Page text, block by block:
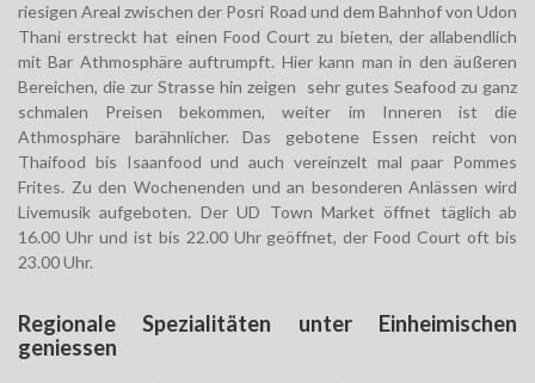
riesigen Areal zwischen der Posri Road und dem Bahnhof von Udon
Thani erstreckt hat einen Food Court zu bieten, der allabendlich
mit Bar Athmosphäre auftrumpft. Hier kann man in den äußeren
Bereichen, die zur Strasse hin zeigen sehr gutes Seafood zu ganz
schmalen Preisen bekommen, weiter im Inneren ist die
Athmosphäre barähnlicher. Das gebotene Essen reicht von
Thaifood bis Isaanfood und auch vereinzelt mal paar Pommes
Frites. Zu den Wochenenden und an besonderen Anlässen wird
Livemusik aufgeboten. Der UD Town Market öffnet täglich ab
16.00 Uhr und ist bis 22.00 Uhr geöffnet, der Food Court oft bis
23.00 Uhr.
Regionale Spezialitäten unter Einheimischen
geniessen